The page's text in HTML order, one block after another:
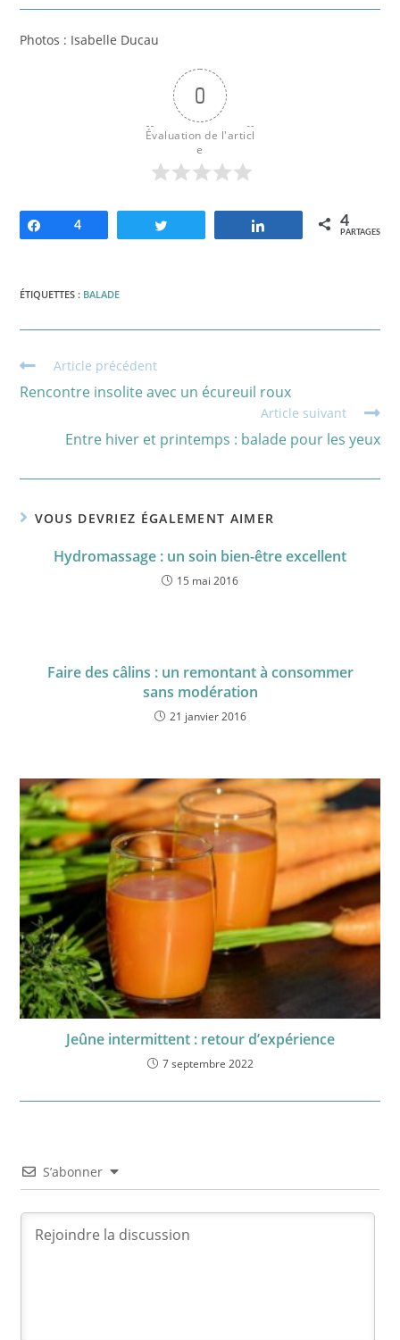
Photos : Isabelle Ducau
0
Évaluation de l'articl
e
Partagez
4 Partagez 4
PARTAGES
ÉTIQUETTES : BALADE
Read
articles
Article précédent
Rencontre insolite avec un écureuil roux
Article suivant
Entre hiver et printemps : balade pour les yeux
VOUS DEVRIEZ ÉGALEMENT AIMER
Hydromassage : un soin bien-être excellent
15 mai 2016
Faire des câlins : un remontant à consommer
sans modération
21 janvier 2016
Jeûne intermittent : retour d’expérience
7 septembre 2022
S’abonner